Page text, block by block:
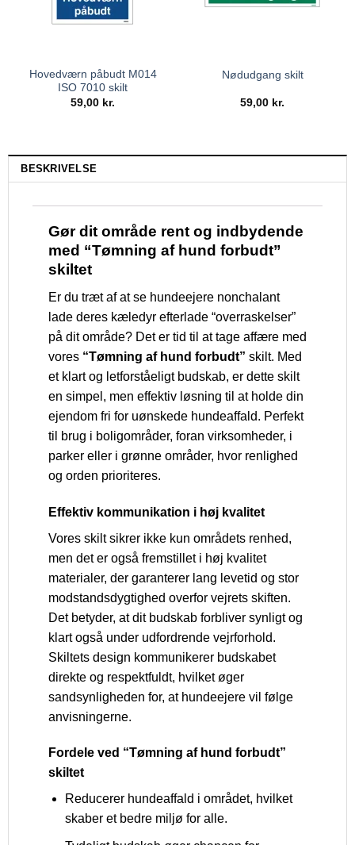
Hovedværn påbudt M014
ISO 7010 skilt
59,00 kr.
Nødudgang skilt
59,00 kr.
BESKRIVELSE
Gør dit område rent og indbydende
med “Tømning af hund forbudt”
skiltet
Er du træt af at se hundeejere nonchalant
lade deres kæledyr efterlade “overraskelser”
på dit område? Det er tid til at tage affære med
vores “Tømning af hund forbudt” skilt. Med
et klart og letforståeligt budskab, er dette skilt
en simpel, men effektiv løsning til at holde din
ejendom fri for uønskede hundeaffald. Perfekt
til brug i boligområder, foran virksomheder, i
parker eller i grønne områder, hvor renlighed
og orden prioriteres.
Effektiv kommunikation i høj kvalitet
Vores skilt sikrer ikke kun områdets renhed,
men det er også fremstillet i høj kvalitet
materialer, der garanterer lang levetid og stor
modstandsdygtighed overfor vejrets skiften.
Det betyder, at dit budskab forbliver synligt og
klart også under udfordrende vejrforhold.
Skiltets design kommunikerer budskabet
direkte og respektfuldt, hvilket øger
sandsynligheden for, at hundeejere vil følge
anvisningerne.
Fordele ved “Tømning af hund forbudt”
skiltet
Reducerer hundeaffald i området, hvilket
skaber et bedre miljø for alle.